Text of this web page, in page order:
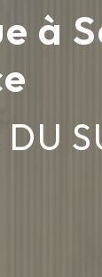
à
DU